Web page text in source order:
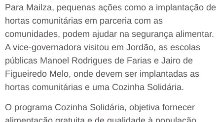
Para Mailza, pequenas ações como a implantação de
hortas comunitárias em parceria com as
comunidades, podem ajudar na segurança alimentar.
A vice-governadora visitou em Jordão, as escolas
públicas Manoel Rodrigues de Farias e Jairo de
Figueiredo Melo, onde devem ser implantadas as
hortas comunitárias e uma Cozinha Solidária.
O programa Cozinha Solidária, objetiva fornecer